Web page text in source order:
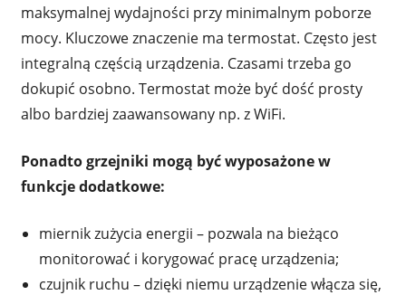
maksymalnej wydajności przy minimalnym poborze
mocy. Kluczowe znaczenie ma termostat. Często jest
integralną częścią urządzenia. Czasami trzeba go
dokupić osobno. Termostat może być dość prosty
albo bardziej zaawansowany np. z WiFi.
Ponadto grzejniki mogą być wyposażone w
funkcje dodatkowe:
miernik zużycia energii – pozwala na bieżąco
monitorować i korygować pracę urządzenia;
czujnik ruchu – dzięki niemu urządzenie włącza się,